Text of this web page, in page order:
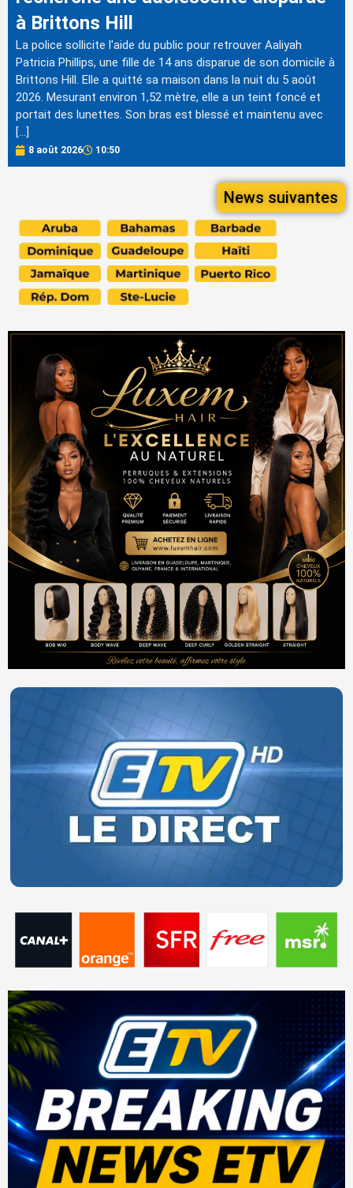
à Brittons Hill
La police sollicite l'aide du public pour retrouver Aaliyah
Patricia Phillips, une fille de 14 ans disparue de son domicile à
Brittons Hill. Elle a quitté sa maison dans la nuit du 5 août
2026. Mesurant environ 1,52 mètre, elle a un teint foncé et
portait des lunettes. Son bras est blessé et maintenu avec
[…]
8 août 2026 10:50
News suivantes